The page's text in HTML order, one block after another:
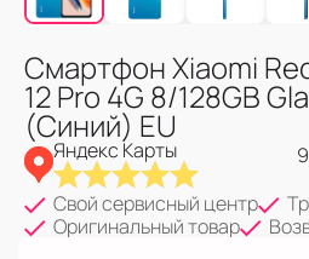
Смартфон Xiaomi
12 Pro 4G 8/128GB
(Синий) EU
Яндекс Карты
Свой сервисный центр
Оригинальный товар